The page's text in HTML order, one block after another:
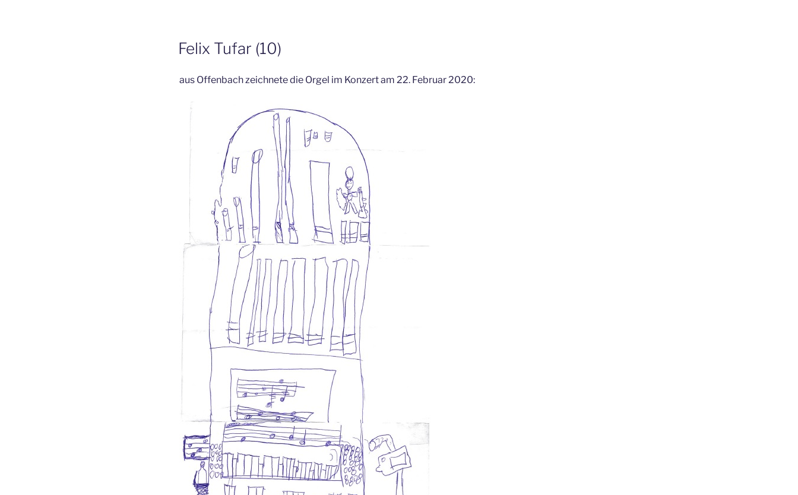
Felix Tufar (10)
aus Offenbach zeichnete die Orgel im Konzert am 22. Februar 2020: